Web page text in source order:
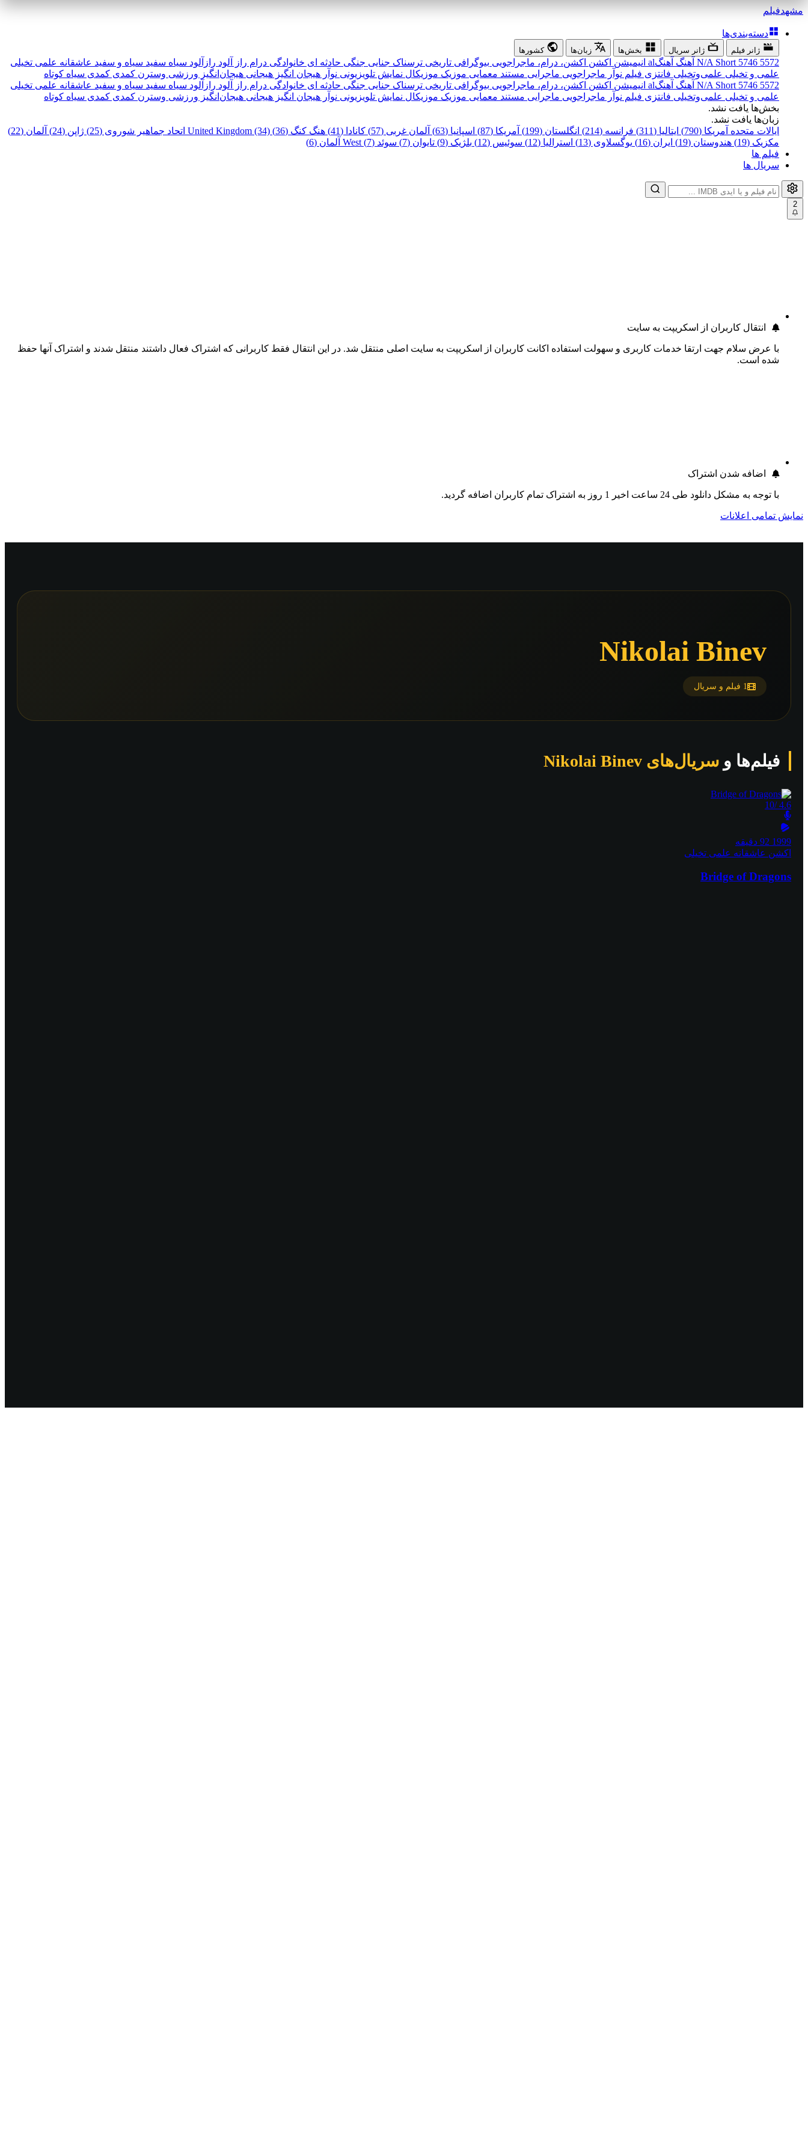
مشهدفیلم
دسته‌بندی‌ها
ژانر فیلم ژانر سریال بخش‌ها زبان‌ها کشورها
5572
5746
N/A Short آهنگ آهنگal انیمیشن اکشن اکشن، درام، ماجراجویی بیوگرافی تاریخی ترسناک جنایی جنگی حادثه ای خانوادگی درام راز آلود رازآلود سیاه سفید سیاه و سفید عاشقانه علمی تخیلی
علمی و تخیلی علمی‌و‌تخیلی فانتزی فیلم نوآر ماجراجویی ماجرایی مستند معمایی موزیک موزیکال نمایش تلویزیونی نوآر هیجان انگیز هیجانی هیجان‌انگیز ورزشی وسترن کمدی کمدی سیاه کوتاه
5572
5746
N/A Short آهنگ آهنگal انیمیشن اکشن اکشن، درام، ماجراجویی بیوگرافی تاریخی ترسناک جنایی جنگی حادثه ای خانوادگی درام راز آلود رازآلود سیاه سفید سیاه و سفید عاشقانه علمی تخیلی
علمی و تخیلی علمی‌و‌تخیلی فانتزی فیلم نوآر ماجراجویی ماجرایی مستند معمایی موزیک موزیکال نمایش تلویزیونی نوآر هیجان انگیز هیجانی هیجان‌انگیز ورزشی وسترن کمدی کمدی سیاه کوتاه
بخش‌ها یافت نشد.
زبان‌ها یافت نشد.
ایالات متحده آمریکا (790)
ایتالیا (311) فرانسه (214) انگلستان (199) آمریکا (87) اسپانیا (63) آلمان غربی (57) کانادا (41) هنگ کنگ (36) United Kingdom (34) اتحاد جماهیر شوروی (25) ژاپن (24)
آلمان (22)
مکزیک (19)
هندوستان (19) ایران (16) یوگسلاوی (13) استرالیا (12) سوئیس (12) بلژیک (9) تایوان (7) سوئد (7)
West آلمان (6)
فیلم ها
سریال ها
2
انتقال کاربران از اسکریپت به سایت
با عرض سلام جهت ارتقا خدمات کاربری و سهولت استفاده اکانت کاربران از اسکریپت به سایت اصلی منتقل شد. در این انتقال فقط کاربرانی که اشتراک فعال داشتند منتقل شدند و اشتراک آنها حفظ
شده است.
اضافه شدن اشتراک
با توجه به مشکل دانلود طی 24 ساعت اخیر 1 روز به اشتراک تمام کاربران اضافه گردید.
نمایش تمامی اعلانات
Nikolai Binev
1 فیلم و سریال
فیلم‌ها و سریال‌های Nikolai Binev
4.6
/10
1999 92 دقیقه
اکشن عاشقانه علمی تخیلی
Bridge of Dragons